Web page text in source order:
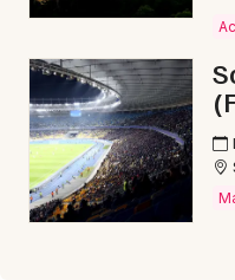
25 - Doubs
Mon email